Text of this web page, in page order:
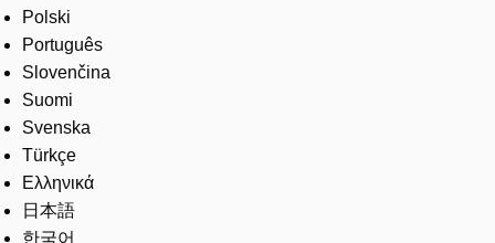
Polski
Português
Slovenčina
Suomi
Svenska
Türkçe
Ελληνικά
日本語
한국어